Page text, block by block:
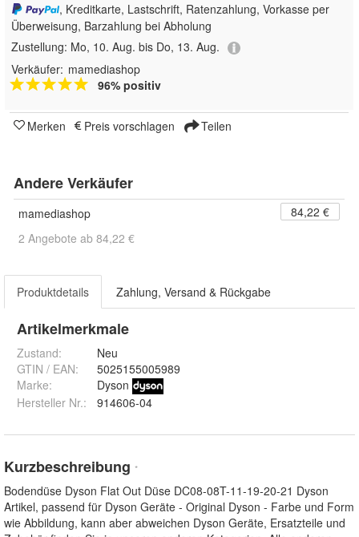
, Kreditkarte, Lastschrift, Ratenzahlung, Vorkasse per
Überweisung, Barzahlung bei Abholung
Zustellung: Mo, 10. Aug. bis Do, 13. Aug.
Verkäufer: mamediashop
96% positiv
Merken Preis vorschlagen Teilen
Andere Verkäufer
mamediashop
84,22 €
2 Angebote ab 84,22 €
Produktdetails Zahlung, Versand & Rückgabe
Artikelmerkmale
Zustand:
Neu
GTIN / EAN:
5025155005989
Marke:
Dyson
Hersteller Nr.:
914606-04
Kurzbeschreibung *
Bodendüse Dyson Flat Out Düse DC08-08T-11-19-20-21 Dyson
Artikel, passend für Dyson Geräte - Original Dyson - Farbe und Form
wie Abbildung, kann aber abweichen Dyson Geräte, Ersatzteile und